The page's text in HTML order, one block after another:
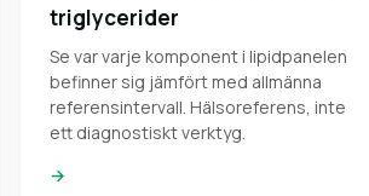
triglycerider
Se var varje komponent i lipidpanelen
befinner sig jämfört med allmänna
referensintervall. Hälsoreferens, inte
ett diagnostiskt verktyg.
→